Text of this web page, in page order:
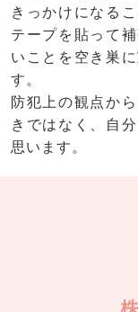
きっかけになる
テープを貼って
いことを空き巣
す。
防犯上の観点か
きではなく、自
思います。